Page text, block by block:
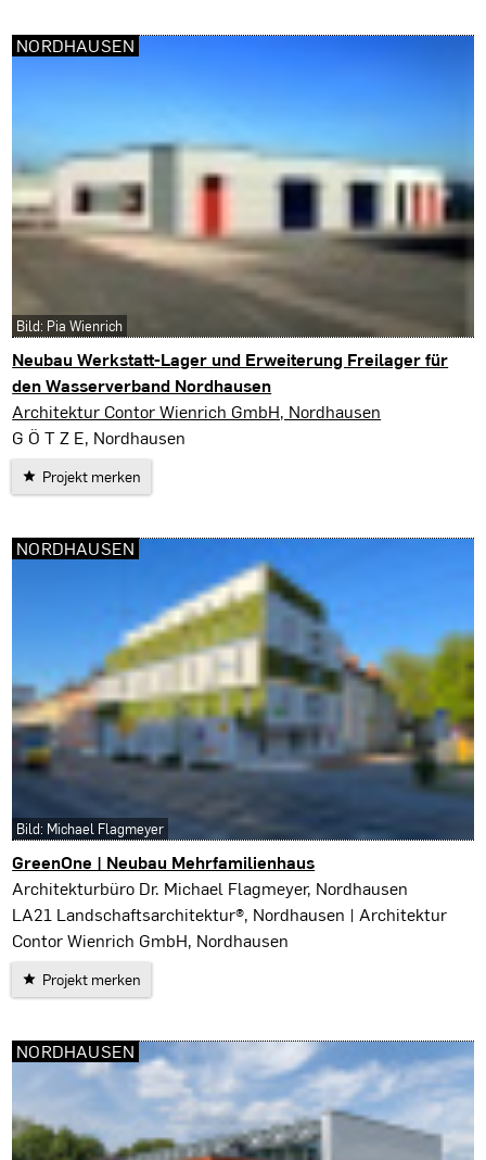
Neubau Werkstatt-Lager und Erweiterung Freilager für
den Wasserverband Nordhausen
Nordhausen
Architektur Contor Wienrich GmbH, Nordhausen
G Ö T Z E, Nordhausen
Projekt merken
NORDHAUSEN
Bild: Pia Wienrich
GreenOne | Neubau Mehrfamilienhaus
Nordhausen
Architekturbüro Dr. Michael Flagmeyer, Nordhausen
LA21 Landschaftsarchitektur®, Nordhausen | Architektur
Contor Wienrich GmbH, Nordhausen
Projekt merken
NORDHAUSEN
Bild: Michael Flagmeyer
NORDHAUSEN